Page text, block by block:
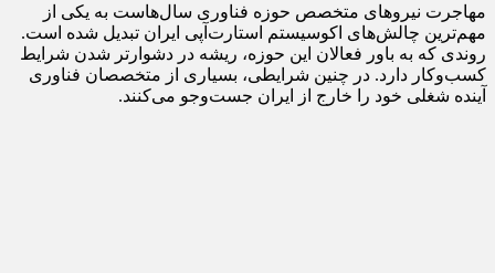
مهاجرت نیروهای متخصص حوزه فناوری سال‌هاست به یکی از
مهم‌ترین چالش‌های اکوسیستم استارت‌آپی ایران تبدیل شده است.
روندی که به باور فعالان این حوزه، ریشه در دشوارتر شدن شرایط
کسب‌وکار دارد. در چنین شرایطی، بسیاری از متخصصان فناوری
آینده شغلی خود را خارج از ایران جست‌وجو می‌کنند.